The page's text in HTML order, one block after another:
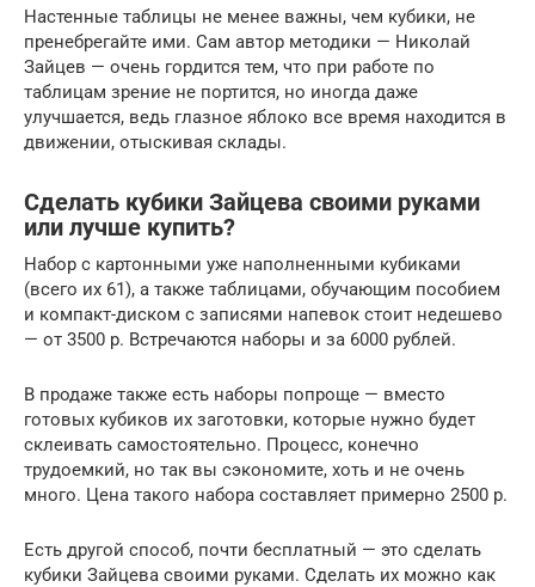
Настенные таблицы не менее важны, чем кубики, не
пренебрегайте ими. Сам автор методики — Николай
Зайцев — очень гордится тем, что при работе по
таблицам зрение не портится, но иногда даже
улучшается, ведь глазное яблоко все время находится в
движении, отыскивая склады.
Сделать кубики Зайцева своими руками
или лучше купить?
Набор с картонными уже наполненными кубиками
(всего их 61), а также таблицами, обучающим пособием
и компакт-диском с записями напевок стоит недешево
— от 3500 р. Встречаются наборы и за 6000 рублей.
В продаже также есть наборы попроще — вместо
готовых кубиков их заготовки, которые нужно будет
склеивать самостоятельно. Процесс, конечно
трудоемкий, но так вы сэкономите, хоть и не очень
много. Цена такого набора составляет примерно 2500 р.
Есть другой способ, почти бесплатный — это сделать
кубики Зайцева своими руками. Сделать их можно как